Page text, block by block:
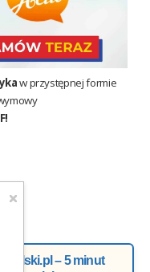
w przystępnej formie
– 5 minut